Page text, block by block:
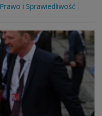
Prawo i Sprawiedliwość